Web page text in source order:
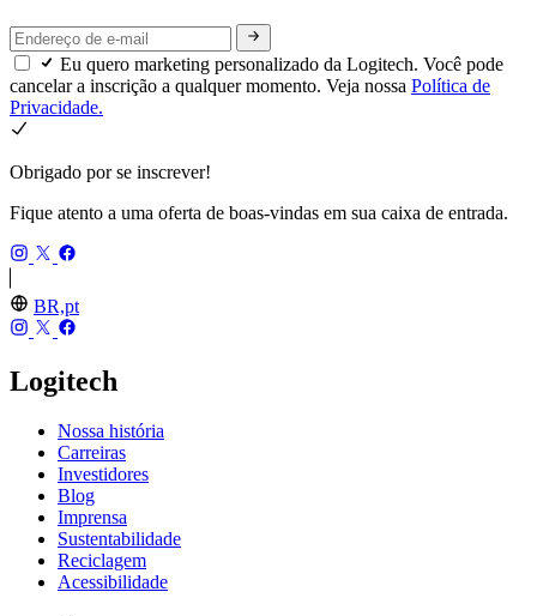
Eu quero marketing personalizado da Logitech. Você pode
cancelar a inscrição a qualquer momento. Veja nossa Política de
Privacidade.
Obrigado por se inscrever!
Fique atento a uma oferta de boas-vindas em sua caixa de entrada.
BR,pt
Logitech
Nossa história
Carreiras
Investidores
Blog
Imprensa
Sustentabilidade
Reciclagem
Acessibilidade